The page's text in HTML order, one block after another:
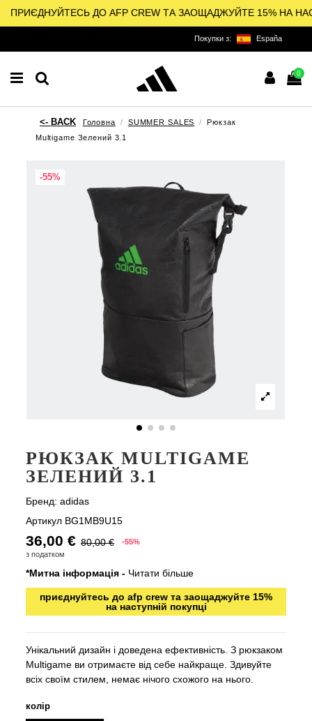
ПРИЄДНУЙТЕСЬ ДО AFP CREW ТА ЗАОЩАДЖУЙТЕ 15% НА
Покупки з: España
0
Головна SUMMER SALES
Рюкзак
Multigame Зелений 3.1
-55%
РЮКЗАК MULTIGAME
ЗЕЛЕНИЙ 3.1
Бренд: adidas
Артикул BG1MB9U15
36,00 € 80,00 €
-55%
з податком
*Митна інформація - Читати більше
приєднуйтесь до afp crew та заощаджуйте 15%
на наступній покупці
Унікальний дизайн і доведена ефективність. З рюкзаком
Multigame ви отримаєте від себе найкраще. Здивуйте
всіх своїм стилем, немає нічого схожого на нього.
колір